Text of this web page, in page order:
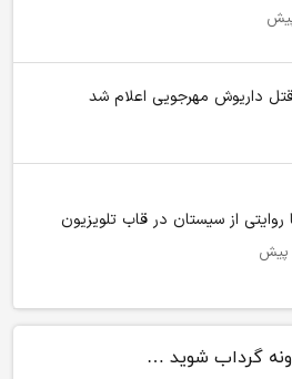
داریوش مهرجویی اعلام شد
روایتی از سیستان در قاب تلویزیون
گرداب شوید …